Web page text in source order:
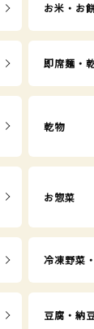
お米・お
即席麺・
乾物
お惣菜
冷凍野菜
豆腐・納